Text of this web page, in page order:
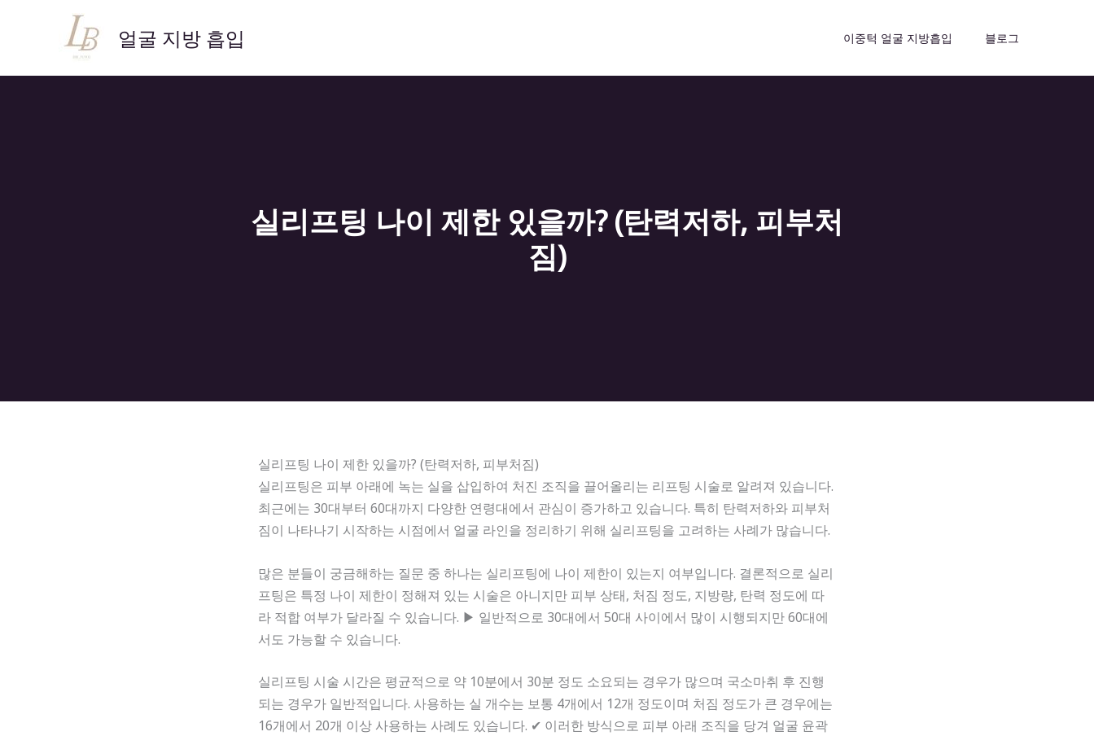
로
얼굴 지방 흡입 이중턱 얼굴 지방흡입 블로그
실리프팅 나이 제한 있을까? (탄력저하, 피부처
짐)
실리프팅 나이 제한 있을까? (탄력저하, 피부처짐)
실리프팅은 피부 아래에 녹는 실을 삽입하여 처진 조직을 끌어올리는 리프팅 시술로 알려져 있습니다.
최근에는 30대부터 60대까지 다양한 연령대에서 관심이 증가하고 있습니다. 특히 탄력저하와 피부처
짐이 나타나기 시작하는 시점에서 얼굴 라인을 정리하기 위해 실리프팅을 고려하는 사례가 많습니다.
많은 분들이 궁금해하는 질문 중 하나는 실리프팅에 나이 제한이 있는지 여부입니다. 결론적으로 실리
프팅은 특정 나이 제한이 정해져 있는 시술은 아니지만 피부 상태, 처짐 정도, 지방량, 탄력 정도에 따
라 적합 여부가 달라질 수 있습니다. ▶ 일반적으로 30대에서 50대 사이에서 많이 시행되지만 60대에
서도 가능할 수 있습니다.
실리프팅 시술 시간은 평균적으로 약 10분에서 30분 정도 소요되는 경우가 많으며 국소마취 후 진행
되는 경우가 일반적입니다. 사용하는 실 개수는 보통 4개에서 12개 정도이며 처짐 정도가 큰 경우에는
16개에서 20개 이상 사용하는 사례도 있습니다. ✔ 이러한 방식으로 피부 아래 조직을 당겨 얼굴 윤곽